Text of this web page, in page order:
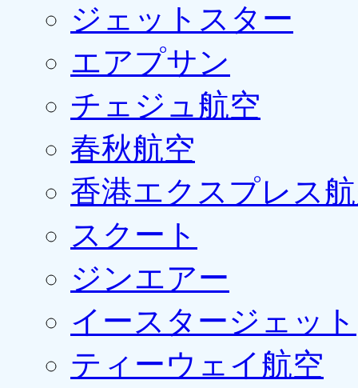
ジェットスター
エアプサン
チェジュ航空
春秋航空
香港エクスプレス
スクート
ジンエアー
イースタージェット
ティーウェイ航空